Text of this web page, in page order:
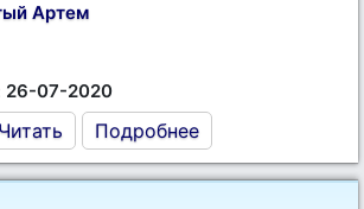
Артем
26-07-2020
Читать Подробнее